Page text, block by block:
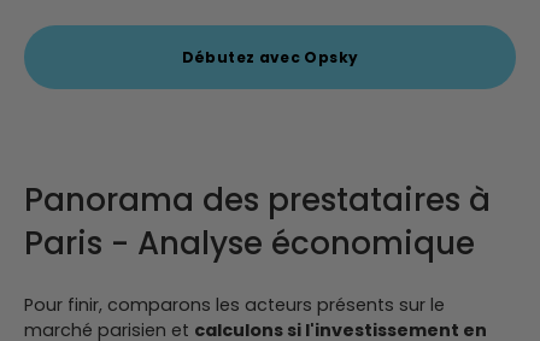
Débutez avec Opsky
Panorama des prestataires à
Paris - Analyse économique
Pour finir, comparons les acteurs présents sur le
marché parisien et calculons si l'investissement en